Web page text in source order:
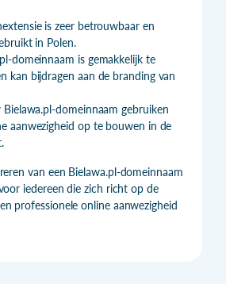
is zeer betrouwbaar en
in Polen.
domeinnaam is gemakkelijk te
kan bijdragen aan de branding van
domeinnaam gebruiken
aanwezigheid op te bouwen in de
van een Bielawa.pl-domeinnaam
iedereen die zich richt op de
professionele online aanwezigheid